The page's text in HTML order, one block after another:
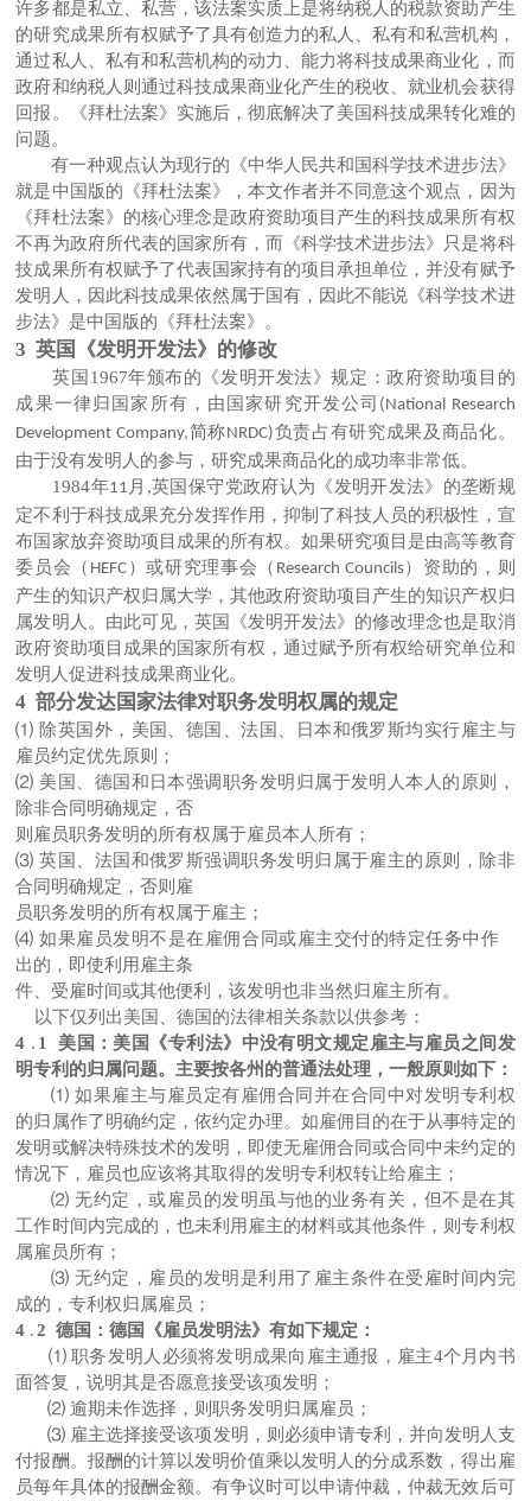
许多都是私立、私营，该法案实质上是将纳税人的税款资助产生
的研究成果所有权赋予了具有创造力的私人、私有和私营机构，
通过私人、私有和私营机构的动力、能力将科技成果商业化，而
政府和纳税人则通过科技成果商业化产生的税收、就业机会获得
回报。《拜杜法案》实施后，彻底解决了美国科技成果转化难的
问题。
有一种观点认为现行的《中华人民共和国科学技术进步法》
就是中国版的《拜杜法案》，本文作者并不同意这个观点，因为
《拜杜法案》的核心理念是政府资助项目产生的科技成果所有权
不再为政府所代表的国家所有，而《科学技术进步法》只是将科
技成果所有权赋予了代表国家持有的项目承担单位，并没有赋予
发明人，因此科技成果依然属于国有，因此不能说《科学技术进
步法》是中国版的《拜杜法案》。
3 英国《发明开发法》的修改
英国 1967年颁布的《发明开发法》规定：政府资助项目的
成果一律归国家所有，由国家研究开发公司 (National Research
Development Company,简称 NRDC)负责占有研究成果及商品化。
由于没有发明人的参与，研究成果商品化的成功率非常低。
1984年11 月 ,英国保守党政府认为《发明开发法》的垄断规
定不利于科技成果充分发挥作用，抑制了科技人员的积极性，宣
布国家放弃资助项目成果的所有权。如果研究项目是由高等教育
委员会（ HEFC ）或研究理事会（ Research Councils）资助的，则
产生的知识产权归属大学，其他政府资助项目产生的知识产权归
属发明人。由此可见，英国《发明开发法》的修改理念也是取消
政府资助项目成果的国家所有权，通过赋予所有权给研究单位和
发明人促进科技成果商业化。
4 部分发达国家法律对职务发明权属的规定
⑴ 除英国外，美国、德国、法国、日本和俄罗斯均实行雇主与
雇员约定优先原则；
⑵ 美国、德国和日本强调职务发明归属于发明人本人的原则，
除非合同明确规定，否
则雇员职务发明的所有权属于雇员本人所有；
⑶英国、法国和俄罗斯强调职务发明归属于雇主的原则，除非
合同明确规定，否则雇
员职务发明的所有权属于雇主；
⑷如果雇员发明不是在雇佣合同或雇主交付的特定任务中作
出的，即使利用雇主条
件、受雇时间或其他便利，该发明也非当然归雇主所有。
以下仅列出美国、德国的法律相关条款以供参考：
4 . 1 美国：美国《专利法》中没有明文规定雇主与雇员之间发
明专利的归属问题。主要按各州的普通法处理，一般原则如下：
⑴如果雇主与雇员定有雇佣合同并在合同中对发明专利权
的归属作了明确约定，依约定办理。如雇佣目的在于从事特定的
发明或解决特殊技术的发明，即使无雇佣合同或合同中未约定的
情况下，雇员也应该将其取得的发明专利权转让给雇主；
⑵无约定，或雇员的发明虽与他的业务有关，但不是在其
工作时间内完成的，也未利用雇主的材料或其他条件，则专利权
属雇员所有；
⑶无约定，雇员的发明是利用了雇主条件在受雇时间内完
成的，专利权归属雇员；
4 . 2 德国：德国《雇员发明法》有如下规定：
⑴职务发明人必须将发明成果向雇主通报，雇主4个月内书
面答复，说明其是否愿意接受该项发明；
⑵逾期未作选择，则职务发明归属雇员；
⑶ 雇主选择接受该项发明，则必须申请专利，并向发明人支
付报酬。报酬的计算以发明价值乘以发明人的分成系数，得出雇
员每年具体的报酬金额。有争议时可以申请仲裁，仲裁无效后可